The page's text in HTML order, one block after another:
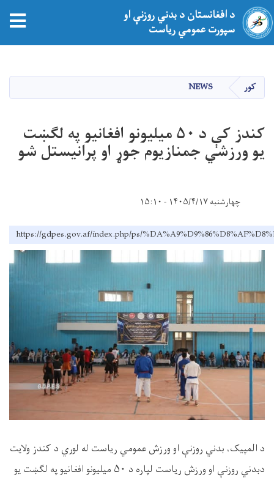
د افغانستان د بدني روزنې او
سپورت عمومي ریاست
کور NEWS
کندز کې د ۵۰ میلیونو افغانیو په لګښت
یو ورزشي جمنازیوم جوړ او پرانیستل شو
چهارشنبه ۱۴۰۵/۴/۱۷ - ۱۵:۱۰
https://gdpes.gov.af/index.php/ps/
د المپیک، بدني روزنې او ورزش عمومي ریاست له لوري د کندز ولایت
دبدني روزنې او ورزش ریاست لپاره د ۵۰ میلیونو افغانیو په لګښت یو